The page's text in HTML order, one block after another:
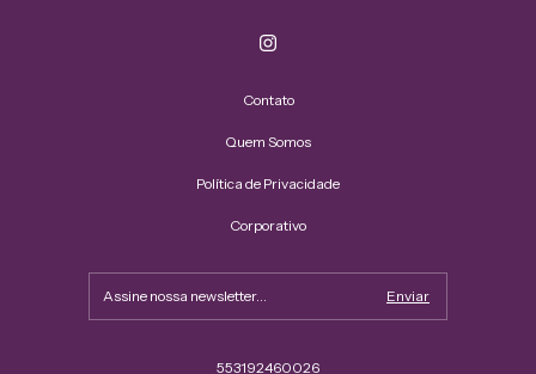
Contato
Quem Somos
Política de Privacidade
Corporativo
553192460026